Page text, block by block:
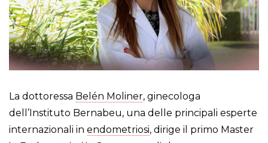
La dottoressa Belén Moliner, ginecologa
dell’Instituto Bernabeu, una delle principali esperte
internazionali in endometriosi, dirige il primo Master